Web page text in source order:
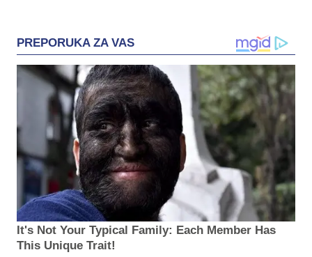
PREPORUKA ZA VAS
It's Not Your Typical Family: Each Member Has
This Unique Trait!